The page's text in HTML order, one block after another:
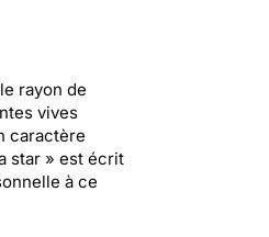
rayon de
vives
caractère
star » est écrit
à ce